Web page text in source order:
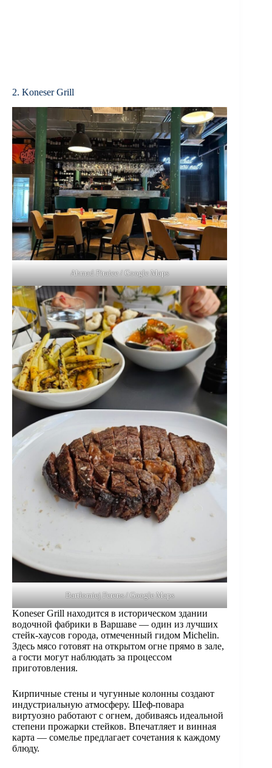
2. Koneser Grill
Ahmad Piraiee / Google Maps
Bartłomiej Ferens / Google Maps
Koneser Grill находится в историческом здании
водочной фабрики в Варшаве — один из лучших
стейк-хаусов города, отмеченный гидом Michelin.
Здесь мясо готовят на открытом огне прямо в зале,
а гости могут наблюдать за процессом
приготовления.
Кирпичные стены и чугунные колонны создают
индустриальную атмосферу. Шеф-повара
виртуозно работают с огнем, добиваясь идеальной
степени прожарки стейков. Впечатляет и винная
карта — сомелье предлагает сочетания к каждому
блюду.